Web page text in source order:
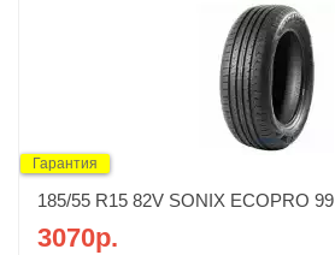
Гарантия
185/55 R15 82V SONIX ECOPRO 99
3070р.